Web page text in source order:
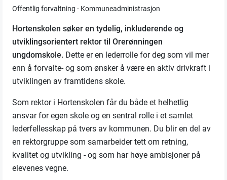
Offentlig forvaltning - Kommuneadministrasjon
Hortenskolen søker en tydelig, inkluderende og
utviklingsorientert rektor til Orerønningen
ungdomskole. Dette er en lederrolle for deg som vil mer
enn å forvalte- og som ønsker å være en aktiv drivkraft i
utviklingen av framtidens skole.
Som rektor i Hortenskolen får du både et helhetlig
ansvar for egen skole og en sentral rolle i et samlet
lederfellesskap på tvers av kommunen. Du blir en del av
en rektorgruppe som samarbeider tett om retning,
kvalitet og utvikling - og som har høye ambisjoner på
elevenes vegne.